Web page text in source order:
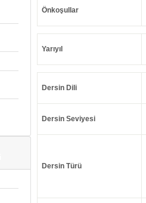
Önkoşullar
Yarıyıl
Dersin Dili
Dersin Seviyesi
Dersin Türü